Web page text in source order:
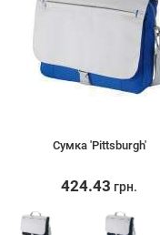
Сумка 'Pittsburgh'
424.43 грн.